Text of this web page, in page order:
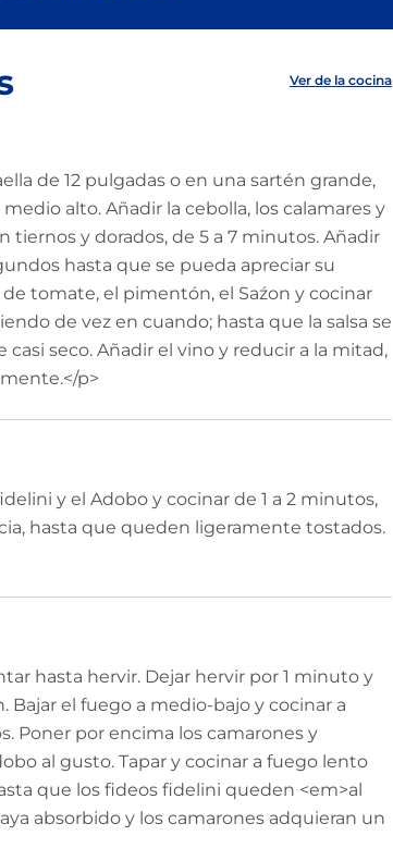
Ver de la cocina
de 12 pulgadas o en una sartén grande,
alto. Añadir la cebolla, los calamares y
tiernos y dorados, de 5 a 7 minutos. Añadir
hasta que se pueda apreciar su
de tomate, el pimentón, el Saźon y cocinar
de vez en cuando; hasta que la salsa se
casi seco. Añadir el vino y reducir a la mitad,
p>
y el Adobo y cocinar de 1 a 2 minutos,
hasta que queden ligeramente tostados.
hasta hervir. Dejar hervir por 1 minuto y
Bajar el fuego a medio-bajo y cocinar a
Poner por encima los camarones y
al gusto. Tapar y cocinar a fuego lento
que los fideos fidelini queden <em>al
absorbido y los camarones adquieran un